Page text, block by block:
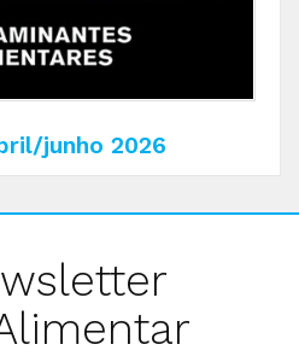
junho 2026